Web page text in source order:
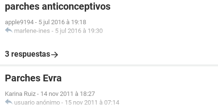
parches anticonceptivos
apple9194 - 5 jul 2016 à 19:18
marlene-ines - 5 jul 2016 à 19:30
3 respuestas
Parches Evra
Karina Ruiz - 14 nov 2011 à 18:27
usuario anónimo - 15 nov 2011 à 07:14